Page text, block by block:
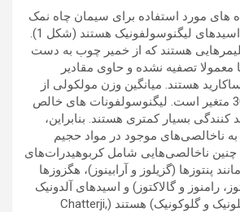
های مورد استفاده برای سیمان چاه نمک
های سدیم و کلسیم اسیدهای لیگنوسولفونیک هستند (شکل 1).
هستند که از خمیر چوب به دست
معمولا تصفیه نشده و حاوی مقادیر
هستند. میانگین وزن مولکولی از
حدود 20000 تا 30000 متغیر است. لیگنوسولفونات های خالص
بسیار کمتری هستند. بنابراین،
ناخالصی‌های موجود در مواد حجیم
ناخالصی‌هایی شامل کربوهیدرات‌های
پنتوزها (گزیلوز و آرابینوز)، هگزوزها
رامنوز و گالاکتوز) و اسیدهای آلدونیک
(به‌ویژه اسیدهای زایلونیک و گلوکونیک) هستند (Chatterji,